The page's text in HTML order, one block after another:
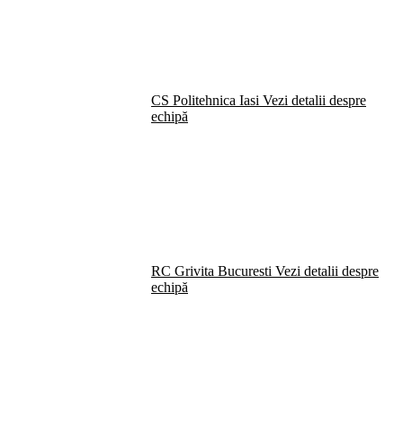
CS Politehnica Iasi Vezi detalii despre
echipă
RC Grivita Bucuresti Vezi detalii despre
echipă